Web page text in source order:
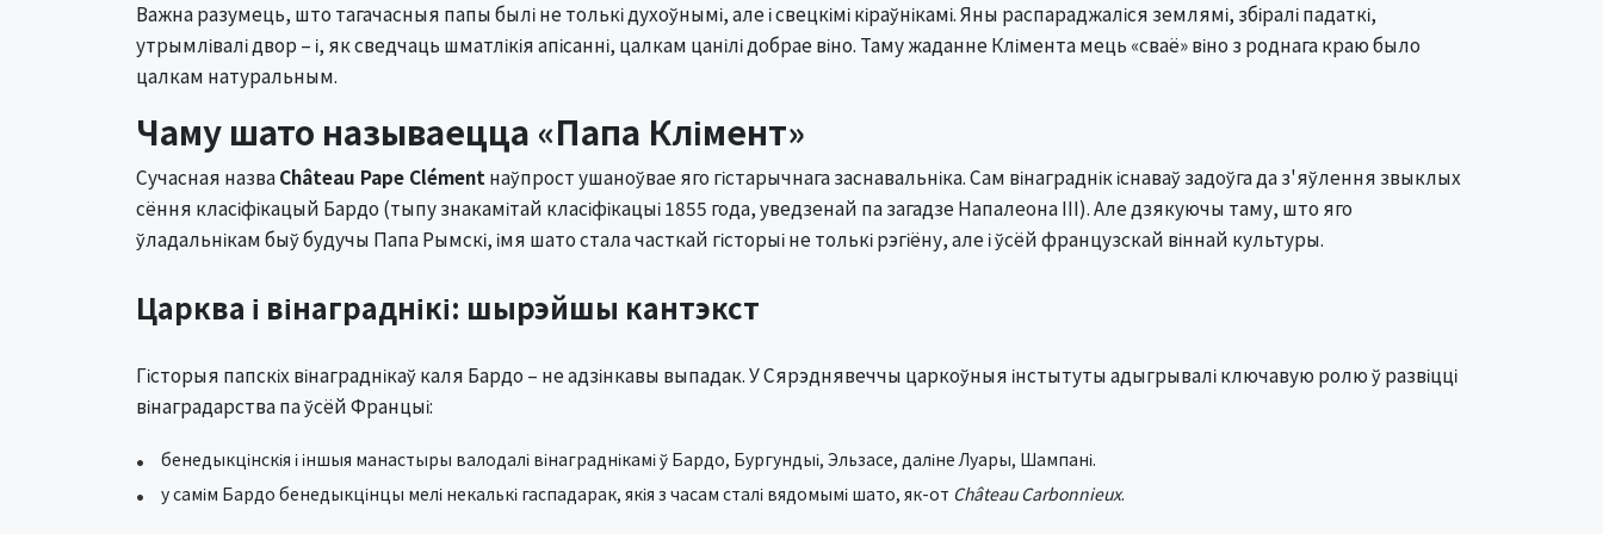
Важна разумець, што тагачасныя папы былі не толькі духоўнымі, але і свецкімі кіраўнікамі. Яны распараджаліся землямі, збіралі падаткі,
утрымлівалі двор – і, як сведчаць шматлікія апісанні, цалкам цанілі добрае віно. Таму жаданне Клімента мець «сваё» віно з роднага краю было
цалкам натуральным.
Чаму шато называецца «Папа Клімент»
Сучасная назваChâteau Pape Clémentнаўпрост ушаноўвае яго гістарычнага заснавальніка. Сам вінаграднік існаваў задоўга да з'яўлення звыклых
сёння класіфікацый Бардо (тыпу знакамітай класіфікацыі 1855 года, уведзенай па загадзе Напалеона III). Але дзякуючы таму, што яго
ўладальнікам быў будучы Папа Рымскі, імя шато стала часткай гісторыі не толькі рэгіёну, але і ўсёй французскай віннай культуры.
Царква і вінаграднікі: шырэйшы кантэкст
Гісторыя папскіх вінаграднікаў каля Бардо – не адзінкавы выпадак. У Сярэднявеччы царкоўныя інстытуты адыгрывалі ключавую ролю ў развіцці
вінаградарства па ўсёй Францыі:
бенедыкцінскія і іншыя манастыры валодалі вінаграднікамі ў Бардо, Бургундыі, Эльзасе, даліне Луары, Шампані.
у самім Бардо бенедыкцінцы мелі некалькі гаспадарак, якія з часам сталі вядомымі шато, як-от Château Carbonnieux.